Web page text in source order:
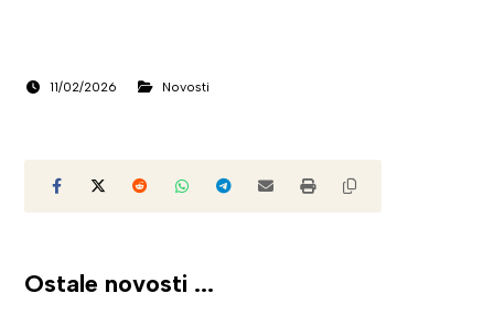
11/02/2026 Novosti
Ostale novosti ...